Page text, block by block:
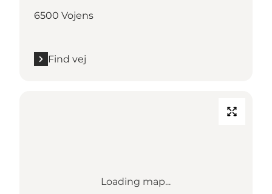
6500 Vojens
Find vej
Loading map...